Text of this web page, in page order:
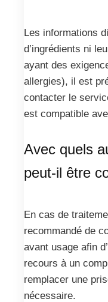
Les informations
d’ingrédients ni
ayant des
allergies), il est
contacter le
est compatible
Avec quels
peut-il être
En cas de
recommandé de
avant usage afin
recours à un
remplacer une
nécessaire.